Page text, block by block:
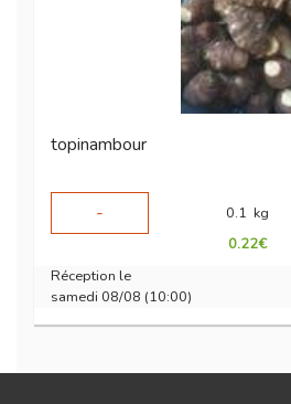
topinambour
-
0.1 kg
0.22€
Réception le
samedi 08/08 (10:00)